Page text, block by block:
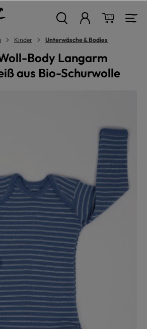
Kinder Unterwäsche & Bodies
Body Langarm
aus Bio-Schurwolle